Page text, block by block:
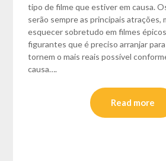
tipo de filme que estiver em causa.
serão sempre as principais atrações,
esquecer sobretudo em filmes
figurantes que é preciso arranjar
tornem o mais reais possível
causa….
Read more